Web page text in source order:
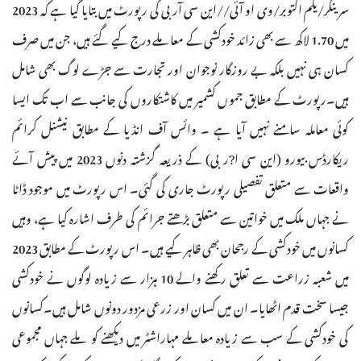
سرینگر/یکم اکتوبر/وی او آئی//این سی آر بی کی رپورٹ میں بتایا گیا ہے کہ 2023
میں 1.70 لاکھ سے بھی زائد خودکشی کے معاملے درج کیے گئے ہیں، جن میں صرف
کسان ہی نہیں بلکہ بے روزگار نوجوان اور تجارت سے جڑے لوگ بھی شامل
ہیں۔رپورٹ کے مطابق جموں کشمیر میں کاشتکاروں کی جانب سے اب تک ایسا
کوئی معاملہ سامنے نہیں آیا ہے ۔ وائس آف انڈیا کے مطابق نیشنل کرائم
ریکارڈس بیورو (این سی ا?ر بی) کے ذریعہ گزشتہ دنوں 2023 میں پیش آئے
واقعات سے متعلق تفصیلی رپورٹ جاری کی گئی۔ اس رپورٹ میں موجود ڈاٹا
نے جہاں ملک میں خواتین سے متعلق بڑھتے جرائم کی طرف اشارہ کیا ہے، وہیں
کسانوں میں خودکشی کے رجحان بھی ظاہر کیے ہیں۔ اس رپورٹ کے مطابق 2023
میں شعبہ زراعت سے تعلق رکھنے والے 10 ہزار سے زیادہ لوگوں نے خودکشی
جیسا سخت قدم اٹھایا۔ ان میں کسان اور زرعی مزدور دونوں شامل ہیں۔کسانوں
کی خودکشی کے سب سے زیادہ معاملے مہاراشٹر میں دیکھنے کو ملے جہاں مجموعی